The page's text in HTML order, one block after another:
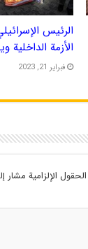
الرئيس
الأزمة الداخلية
فبراير 21, 2023
الحقول الإلزامية مشار